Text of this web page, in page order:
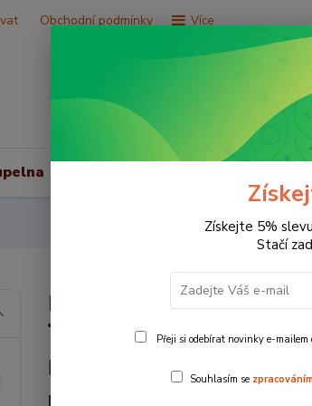
Obchodní podmínky Více
Koupelnové předložky
Praktická a současně
Získejte 5%
Stačí
Přeji si odebírat novinky e-mailem
Souhlasím se